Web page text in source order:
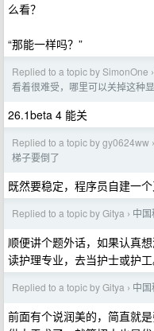
么看？
“那能一样吗？”
Replied to a topic by SimonOne ›
看着很难受，哪里可以关掉这种
26.1beta 4 能关
Replied to a topic by gy0624ww ›
梯子要倒了
既然要稳定，程序员自建一个
Replied to a topic by Gitya › 中国
顺便讲个题外话，如果认真
读护理专业，去当护士或护
Replied to a topic by Gitya › 中国
前面有个说润美的，简直就